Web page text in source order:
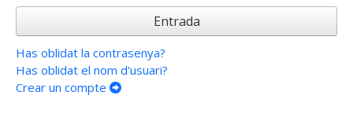
Entrada
Has oblidat la contrasenya?
Has oblidat el nom d'usuari?
Crear un compte